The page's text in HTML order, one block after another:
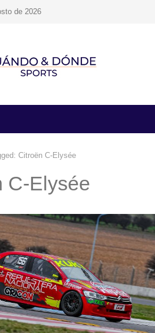
de 2026
Citroën C-Elysée
C-Elysée